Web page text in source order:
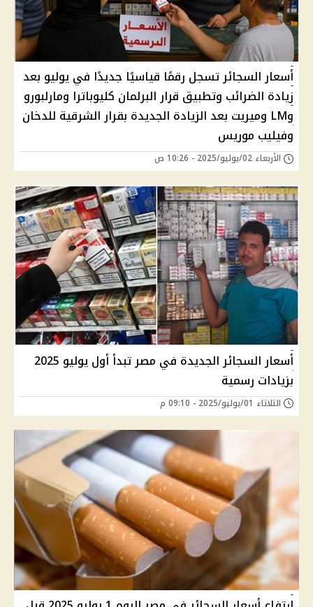
أسعار السجائر تسجل رقمًا قياسيًا جديدًا في يوليو بعد
زيادة الضرائب وتطبيق قرار البرلمان كليوباترا ومارلبورو
وLM وميريت بعد الزيادة الجديدة بقرار الشرقية للدخان
وفيليب موريس
الأربعاء 02/يوليو/2025 - 10:26 ص
أسعار السجائر الجديدة في مصر تبدأ أول يوليو 2025
بزيادات رسمية
الثلاثاء 01/يوليو/2025 - 09:10 م